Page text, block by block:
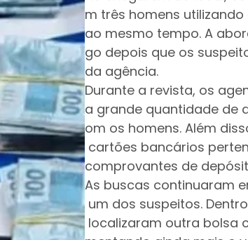
m três homens
ao mesmo tempo. A
go depois que os
da agência.
Durante a revista, os
a grande quantidade de
om os homens. Além
cartões bancários
comprovantes de
As buscas continuaram
um dos suspeitos.
localizaram outra bolsa